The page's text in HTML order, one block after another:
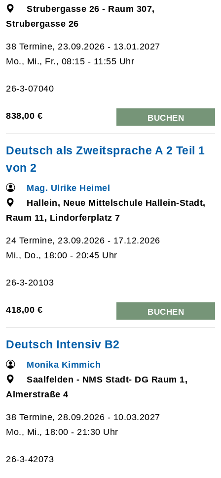
Strubergasse 26 - Raum 307,
Strubergasse 26
38 Termine, 23.09.2026 - 13.01.2027
Mo., Mi., Fr., 08:15 - 11:55 Uhr
26-3-07040
838,00 € BUCHEN
Deutsch als Zweitsprache A 2 Teil 1
von 2
Mag. Ulrike Heimel
Hallein, Neue Mittelschule Hallein-Stadt,
Raum 11, Lindorferplatz 7
24 Termine, 23.09.2026 - 17.12.2026
Mi., Do., 18:00 - 20:45 Uhr
26-3-20103
418,00 € BUCHEN
Deutsch Intensiv B2
Monika Kimmich
Saalfelden - NMS Stadt- DG Raum 1,
Almerstraße 4
38 Termine, 28.09.2026 - 10.03.2027
Mo., Mi., 18:00 - 21:30 Uhr
26-3-42073